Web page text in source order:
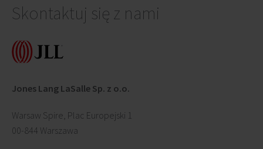
Skontaktuj się z nami
Jones Lang LaSalle Sp. z o.o.
Warsaw Spire, Plac Europejski 1
00-844 Warszawa